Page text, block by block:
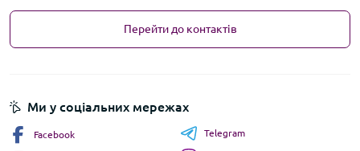
Перейти до контактів
Ми у соціальних мережах
Facebook Telegram